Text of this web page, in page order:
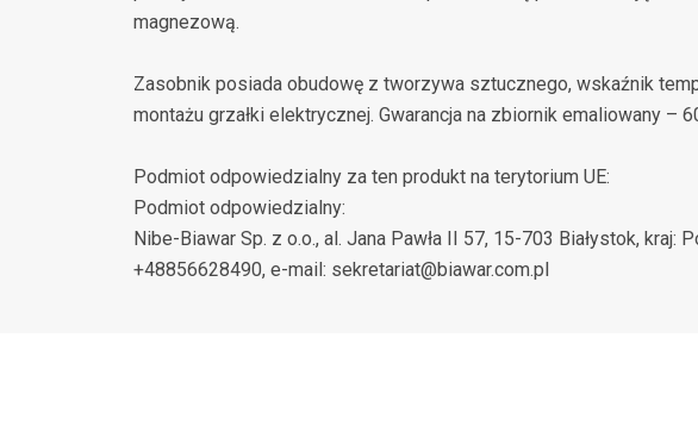
magnezową.
Zasobnik posiada obudowę z tworzywa sztucznego, wskaźnik
montażu grzałki elektrycznej. Gwarancja na zbiornik emaliowany –
Podmiot odpowiedzialny za ten produkt na terytorium UE:
Podmiot odpowiedzialny:
Nibe-Biawar Sp. z o.o., al. Jana Pawła II 57, 15-703 Białystok, kraj:
+48856628490, e-mail: sekretariat@biawar.com.pl